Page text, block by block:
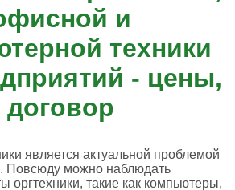
и
техники
- цены,
договор
является актуальной проблемой
Повсюду можно наблюдать
оргтехники, такие как компьютеры,